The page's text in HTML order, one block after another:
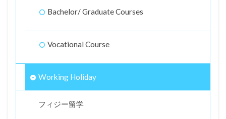
Bachelor/ Graduate Courses
Vocational Course
Working Holiday
フィジー留学